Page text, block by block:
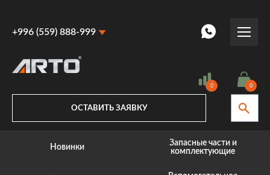
+996 (559) 888-999
+996 (559) 888-999
0 0
ОСТАВИТЬ ЗАЯВКУ
Новинки
Запасные части и
комплектующие